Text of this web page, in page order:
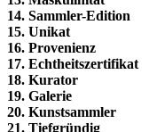
14. Sammler-Edition
15. Unikat
16. Provenienz
17. Echtheitszertifikat
18. Kurator
19. Galerie
20. Kunstsammler
21. Tiefgründig